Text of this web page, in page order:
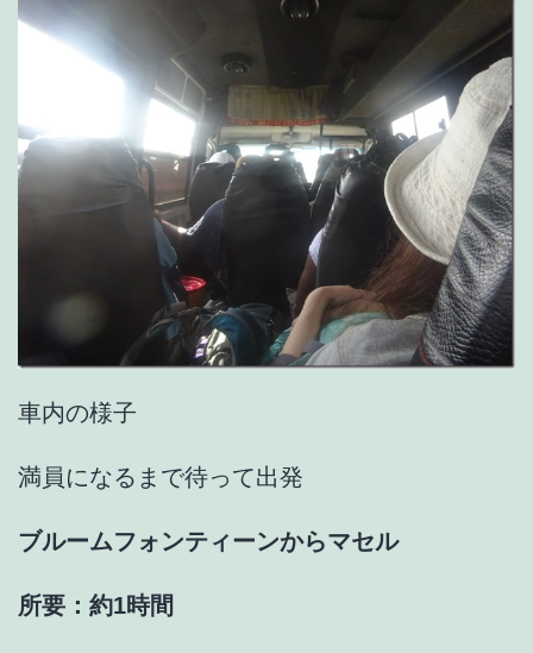
車内の様子
満員になるまで待って出発
ブルームフォンティーンからマセル
所要：約1時間